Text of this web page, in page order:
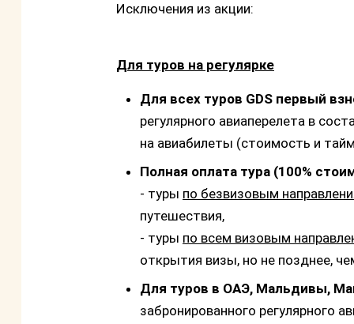
Исключения из акции:
Для туров на регулярке
Для всех туров GDS первый
регулярного авиаперелета в
на авиабилеты (стоимость и
Полная оплата тура (100%
- туры по безвизовым
путешествия,
- туры по всем визовым
открытия визы, но не позднее,
Для туров в ОАЭ, Мальдивы,
забронированного регулярного